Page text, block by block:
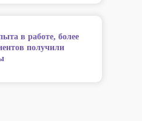
в работе, более
получили